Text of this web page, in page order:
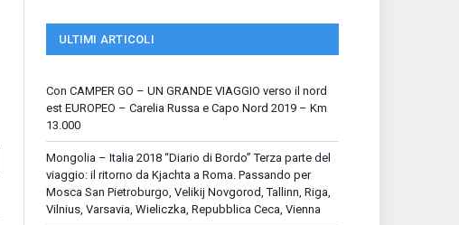
ULTIMI ARTICOLI
Con CAMPER GO – UN GRANDE VIAGGIO verso il nord
est EUROPEO – Carelia Russa e Capo Nord 2019 – Km
13.000
Mongolia – Italia 2018 “Diario di Bordo” Terza parte del
viaggio: il ritorno da Kjachta a Roma. Passando per
Mosca San Pietroburgo, Velikij Novgorod, Tallinn, Riga,
Vilnius, Varsavia, Wieliczka, Repubblica Ceca, Vienna